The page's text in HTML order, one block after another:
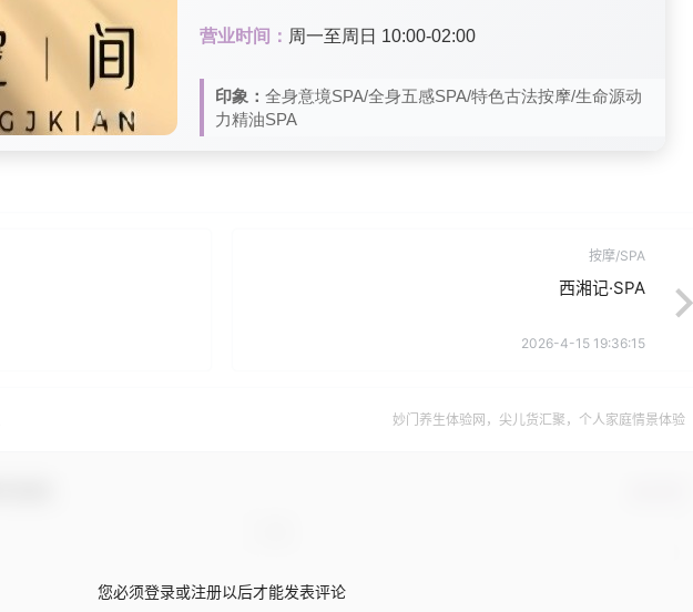
营业时间： 周一至周日 10:00-02:00
印象： 全身意境SPA/全身五感SPA/特色古法按摩/生命源动
力精油SPA
按摩/SPA
西湘记·SPA
2026-4-15 19:36:15
妙门养生体验网，尖儿货汇聚，个人家庭情景体验
您必须登录或注册以后才能发表评论